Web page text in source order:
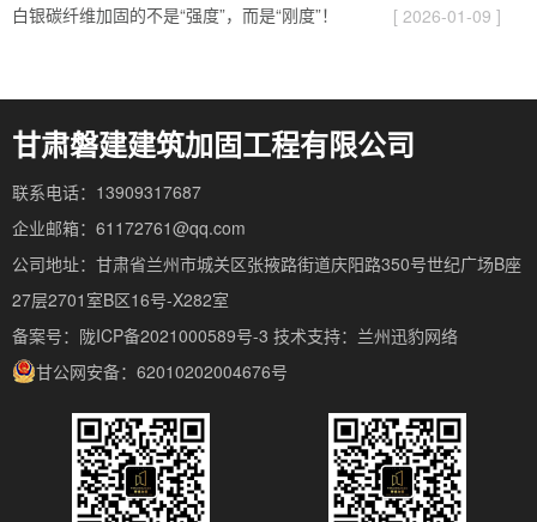
白银碳纤维加固的不是“强度”，而是“刚度”！
[ 2026-01-09 ]
甘肃磐建建筑加固工程有限公司
联系电话：13909317687
企业邮箱：61172761@qq.com
公司地址：甘肃省兰州市城关区张掖路街道庆阳路350号世纪广场B座
27层2701室B区16号-X282室
备案号：陇ICP备2021000589号-3 技术支持： 兰州迅豹网络
甘公网安备：62010202004676号